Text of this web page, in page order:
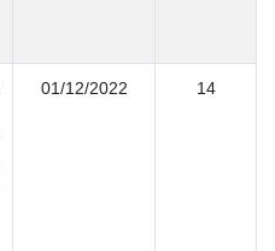
01/12/2022 14